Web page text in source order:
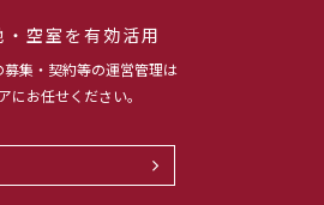
・空室を有効活用
募集・契約等の運営管理は
にお任せください。